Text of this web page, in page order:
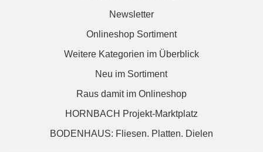
Newsletter
Onlineshop Sortiment
Weitere Kategorien im Überblick
Neu im Sortiment
Raus damit im Onlineshop
HORNBACH Projekt-Marktplatz
BODENHAUS: Fliesen. Platten. Dielen